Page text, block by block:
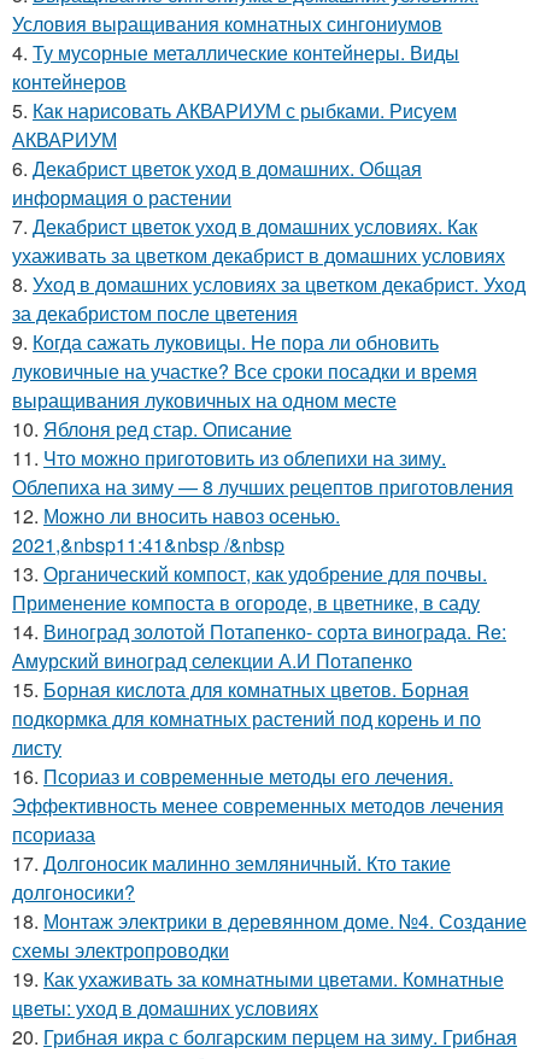
Условия выращивания комнатных сингониумов
4. Ту мусорные металлические контейнеры. Виды
контейнеров
5. Как нарисовать АКВАРИУМ с рыбками. Рисуем
АКВАРИУМ
6. Декабрист цветок уход в домашних. Общая
информация о растении
7. Декабрист цветок уход в домашних условиях. Как
ухаживать за цветком декабрист в домашних условиях
8. Уход в домашних условиях за цветком декабрист. Уход
за декабристом после цветения
9. Когда сажать луковицы. Не пора ли обновить
луковичные на участке? Все сроки посадки и время
выращивания луковичных на одном месте
10. Яблоня ред стар. Описание
11. Что можно приготовить из облепихи на зиму.
Облепиха на зиму — 8 лучших рецептов приготовления
12. Можно ли вносить навоз осенью.
2021,&nbsp11:41&nbsp /&nbsp
13. Органический компост, как удобрение для почвы.
Применение компоста в огороде, в цветнике, в саду
14. Виноград золотой Потапенко- сорта винограда. Re:
Амурский виноград селекции А.И Потапенко
15. Борная кислота для комнатных цветов. Борная
подкормка для комнатных растений под корень и по
листу
16. Псориаз и современные методы его лечения.
Эффективность менее современных методов лечения
псориаза
17. Долгоносик малинно земляничный. Кто такие
долгоносики?
18. Монтаж электрики в деревянном доме. №4. Создание
схемы электропроводки
19. Как ухаживать за комнатными цветами. Комнатные
цветы: уход в домашних условиях
20. Грибная икра с болгарским перцем на зиму. Грибная